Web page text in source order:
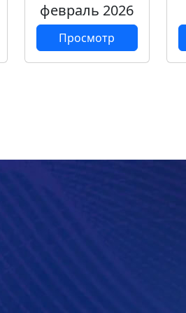
февраль 2026
Просмотр